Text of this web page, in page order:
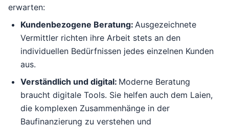
erwarten:
Kundenbezogene Beratung: Ausgezeichnete
Vermittler richten ihre Arbeit stets an den
individuellen Bedürfnissen jedes einzelnen Kunden
aus.
Verständlich und digital: Moderne Beratung
braucht digitale Tools. Sie helfen auch dem Laien,
die komplexen Zusammenhänge in der
Baufinanzierung zu verstehen und